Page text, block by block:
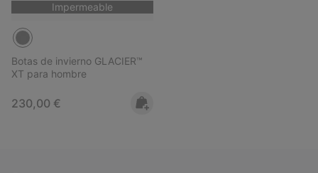
Impermeable
Botas de invierno GLACIER™
XT para hombre
Regular price:
230,00 €